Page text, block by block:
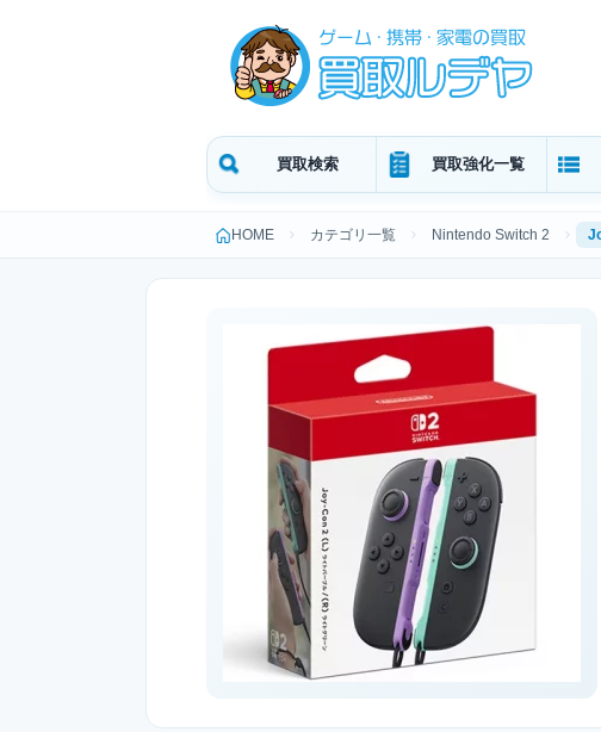
買取検索 買取強化一覧
HOME カテゴリ一覧 Nintendo Switch 2